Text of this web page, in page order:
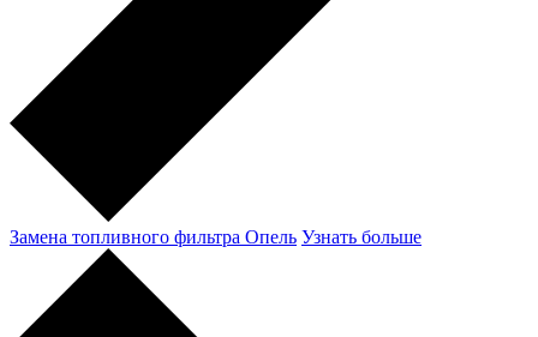
Замена топливного фильтра Опель Узнать больше